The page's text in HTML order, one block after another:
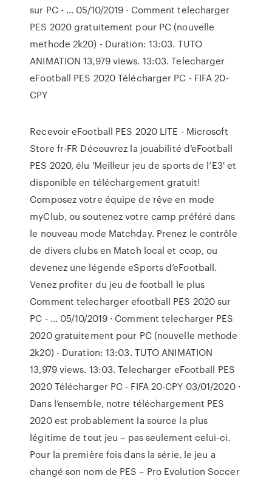
sur PC - … 05/10/2019 · Comment telecharger
PES 2020 gratuitement pour PC (nouvelle
methode 2k20) - Duration: 13:03. TUTO
ANIMATION 13,979 views. 13:03. Telecharger
eFootball PES 2020 Télécharger PC - FIFA 20-
CPY
Recevoir eFootball PES 2020 LITE - Microsoft
Store fr-FR Découvrez la jouabilité d’eFootball
PES 2020, élu 'Meilleur jeu de sports de l’E3' et
disponible en téléchargement gratuit!
Composez votre équipe de rêve en mode
myClub, ou soutenez votre camp préféré dans
le nouveau mode Matchday. Prenez le contrôle
de divers clubs en Match local et coop, ou
devenez une légende eSports d’eFootball.
Venez profiter du jeu de football le plus
Comment telecharger efootball PES 2020 sur
PC - … 05/10/2019 · Comment telecharger PES
2020 gratuitement pour PC (nouvelle methode
2k20) - Duration: 13:03. TUTO ANIMATION
13,979 views. 13:03. Telecharger eFootball PES
2020 Télécharger PC - FIFA 20-CPY 03/01/2020 ·
Dans l’ensemble, notre téléchargement PES
2020 est probablement la source la plus
légitime de tout jeu – pas seulement celui-ci.
Pour la première fois dans la série, le jeu a
changé son nom de PES – Pro Evolution Soccer